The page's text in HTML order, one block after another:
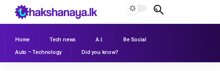
Home Tech news A.I.
Be Social
Auto – Technology
Did you know?